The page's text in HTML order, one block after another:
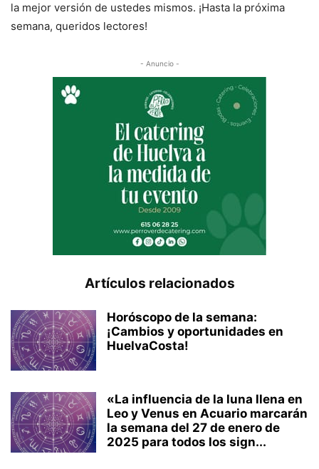
la mejor versión de ustedes mismos. ¡Hasta la próxima
semana, queridos lectores!
- Anuncio -
Artículos relacionados
Horóscopo de la semana:
¡Cambios y oportunidades en
HuelvaCosta!
«La influencia de la luna llena en
Leo y Venus en Acuario marcarán
la semana del 27 de enero de
2025 para todos los sign...